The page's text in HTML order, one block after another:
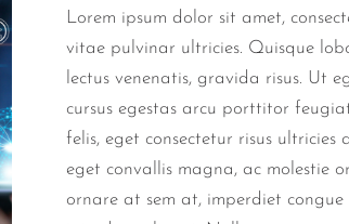
Lorem ipsum dolor sit amet,
vitae pulvinar ultricies. Quisque
lectus venenatis, gravida risus. Ut
cursus egestas arcu porttitor
felis, eget consectetur risus
eget convallis magna, ac molestie
ornare at sem at, imperdiet